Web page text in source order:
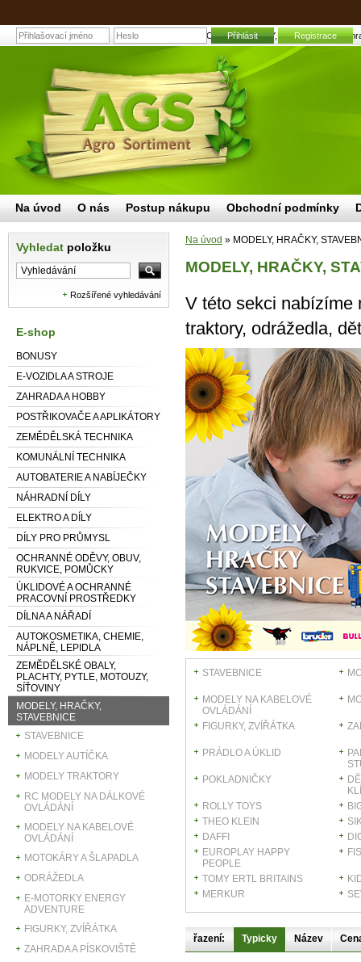
MODELY, HRAČKY, STAVEBNICE |
Přihlásit Registrace
Vyhledat položku
Rozšířené vyhledávání
E-shop
BONUSY
E-VOZIDLA A STROJE
ZAHRADA A HOBBY
POSTŘIKOVAČE A APLIKÁTORY
ZEMĚDĚLSKÁ TECHNIKA
KOMUNÁLNÍ TECHNIKA
AUTOBATERIE A NABÍJEČKY
NÁHRADNÍ DÍLY
ELEKTRO A DÍLY
DÍLY PRO PRŮMYSL
OCHRANNÉ ODĚVY, OBUV,
RUKVICE, POMŮCKY
ÚKLIDOVÉ A OCHRANNÉ
PRACOVNÍ PROSTŘEDKY
DÍLNA A NÁŘADÍ
AUTOKOSMETIKA, CHEMIE,
NÁPLNĚ, LEPIDLA
ZEMĚDĚLSKÉ OBALY,
PLACHTY, PYTLE, MOTOUZY,
SÍŤOVINY
MODELY, HRAČKY,
STAVEBNICE
STAVEBNICE
MODELY AUTÍČKA
MODELY TRAKTORY
RC MODELY NA DÁLKOVÉ
OVLÁDÁNÍ
MODELY NA KABELOVÉ
OVLÁDÁNÍ
MOTOKÁRY A ŠLAPADLA
ODRÁŽEDLA
E-MOTORKY ENERGY
ADVENTURE
FIGURKY, ZVÍŘÁTKA
ZAHRADA A PÍSKOVIŠTĚ
Na úvod » MODELY, HRAČKY,
MODELY, HRAČKY,
V této sekci nabízíme
traktory, odrážedla,
STAVEBNICE
MODELY NA KABELOVÉ
OVLÁDÁNÍ
FIGURKY, ZVÍŘÁTKA
PRÁDLO A ÚKLID
POKLADNIČKY
ROLLY TOYS
THEO KLEIN
DAFFI
EUROPLAY HAPPY
PEOPLE
TOMY ERTL BRITAINS
MERKUR
řazení: Typicky Název
Na úvod O nás Postup nákupu Obchodní podmínky